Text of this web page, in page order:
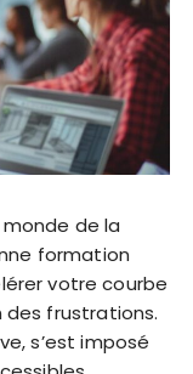
de la
formation
votre courbe
des frustrations.
s’est imposé